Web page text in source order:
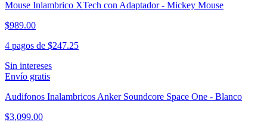
Mouse Inlambrico XTech con Adaptador - Mickey Mouse
$989.00
4 pagos de $247.25
Sin intereses
Envío gratis
Audifonos Inalambricos Anker Soundcore Space One - Blanco
$3,099.00